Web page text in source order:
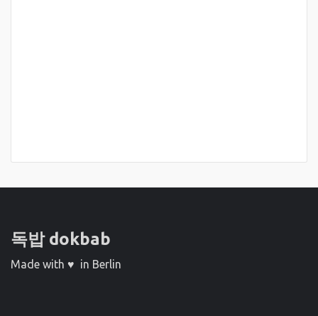
독밥 dokbab
Made with ♥ in Berlin